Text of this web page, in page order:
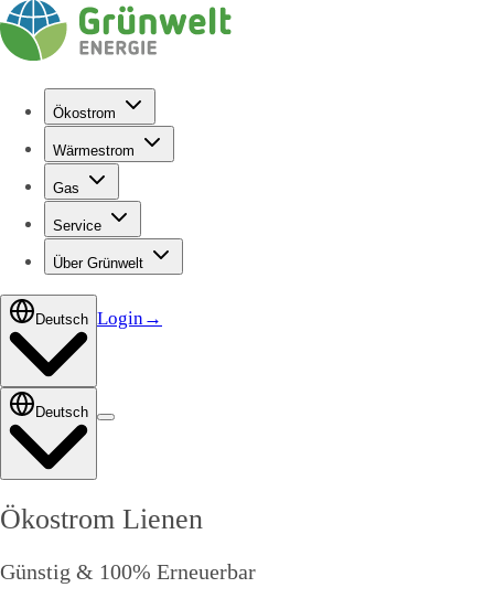
Ökostrom
Wärmestrom
Gas
Service
Über Grünwelt
Deutsch Login→
Deutsch
Ökostrom Lienen
Günstig & 100% Erneuerbar